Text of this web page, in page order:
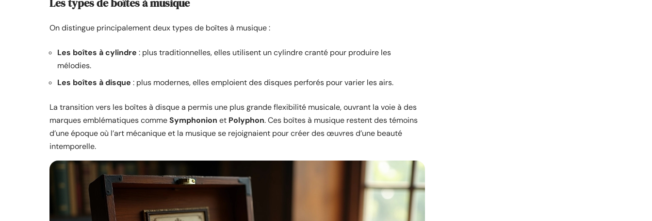
Les types de boîtes à musique
On distingue principalement deux types de boîtes à musique :
Les boîtes à cylindre : plus traditionnelles, elles utilisent un cylindre cranté pour produire les
mélodies.
Les boîtes à disque : plus modernes, elles emploient des disques perforés pour varier les airs.
La transition vers les boîtes à disque a permis une plus grande flexibilité musicale, ouvrant la voie à des
marques emblématiques commeSymphonion et Polyphon. Ces boîtes à musique restent des témoins
d’une époque où l’art mécanique et la musique se rejoignaient pour créer des œuvres d’une beauté
intemporelle.